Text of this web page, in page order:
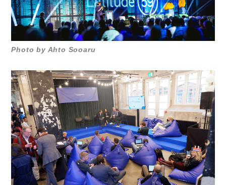
Photo by Ahto Sooaru